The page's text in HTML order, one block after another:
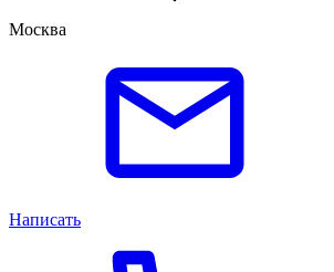
Москва
Написать